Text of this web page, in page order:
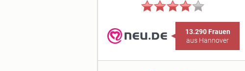
13.290 Frauen
aus Hannover